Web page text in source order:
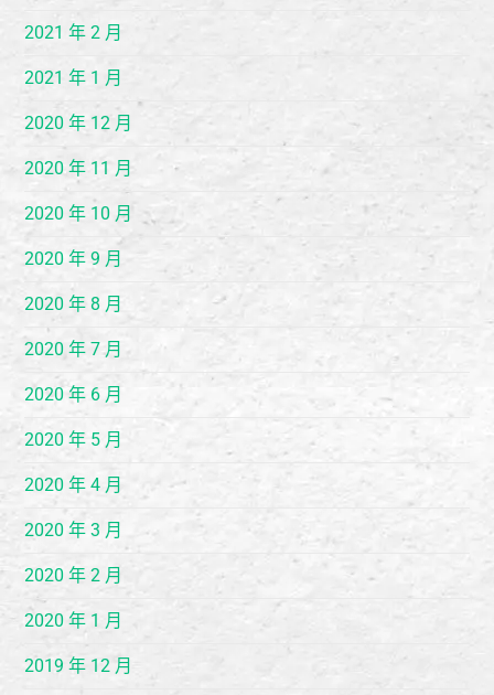
2021 年 2 月
2021 年 1 月
2020 年 12 月
2020 年 11 月
2020 年 10 月
2020 年 9 月
2020 年 8 月
2020 年 7 月
2020 年 6 月
2020 年 5 月
2020 年 4 月
2020 年 3 月
2020 年 2 月
2020 年 1 月
2019 年 12 月